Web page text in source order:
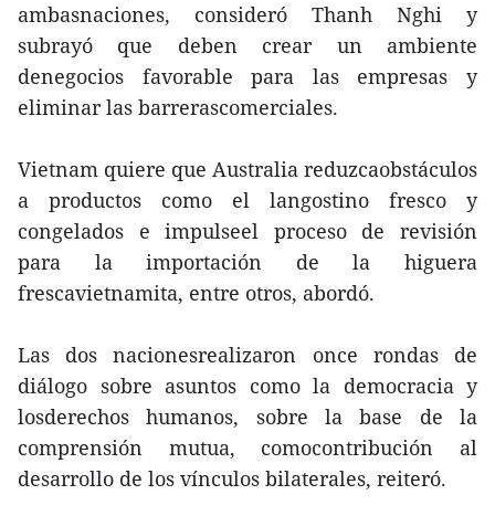
ambasnaciones, consideró Thanh Nghi y
subrayó que deben crear un ambiente
denegocios favorable para las empresas y
eliminar las barrerascomerciales.
Vietnam quiere que Australia reduzcaobstáculos
a productos como el langostino fresco y
congelados e impulseel proceso de revisión
para la importación de la higuera
frescavietnamita, entre otros, abordó.
Las dos nacionesrealizaron once rondas de
diálogo sobre asuntos como la democracia y
losderechos humanos, sobre la base de la
comprensión mutua, comocontribución al
desarrollo de los vínculos bilaterales, reiteró.